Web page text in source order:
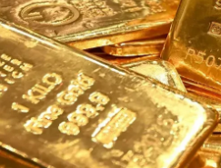
Mardin
Muğla
Muş
Nevşehir